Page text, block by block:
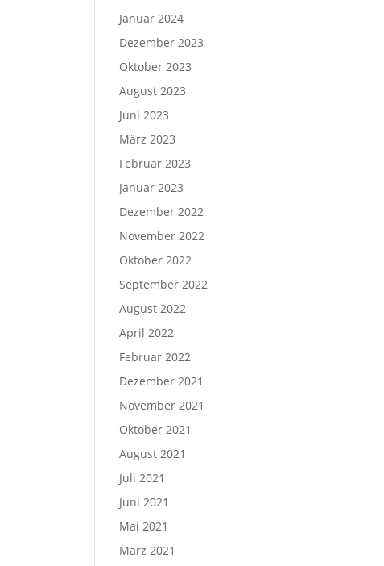
Januar 2024
Dezember 2023
Oktober 2023
August 2023
Juni 2023
März 2023
Februar 2023
Januar 2023
Dezember 2022
November 2022
Oktober 2022
September 2022
August 2022
April 2022
Februar 2022
Dezember 2021
November 2021
Oktober 2021
August 2021
Juli 2021
Juni 2021
Mai 2021
März 2021